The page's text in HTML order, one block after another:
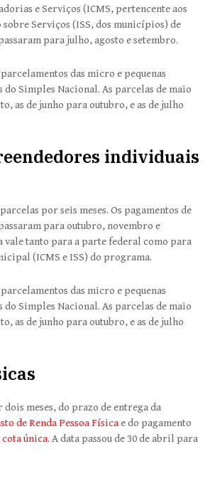
e Serviços (ICMS, pertencente aos
sobre Serviços (ISS, dos municípios) de
para julho, agosto e setembro.
das micro e pequenas
do Simples Nacional. As parcelas de maio
as de junho para outubro, e as de julho
individuais
por seis meses. Os pagamentos de
para outubro, novembro e
vale tanto para a parte federal como para
(ICMS e ISS) do programa.
das micro e pequenas
do Simples Nacional. As parcelas de maio
as de junho para outubro, e as de julho
meses, do prazo de entrega da
de Renda Pessoa Físicae do pagamento
única. A data passou de 30 de abril para